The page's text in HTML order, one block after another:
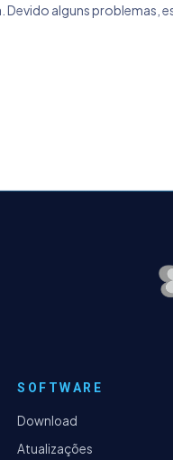
alguns problemas,
SOFTWARE
Download
Atualizações